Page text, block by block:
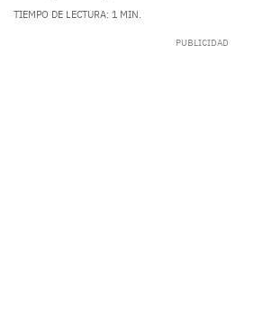
TIEMPO DE LECTURA: 1 MIN.